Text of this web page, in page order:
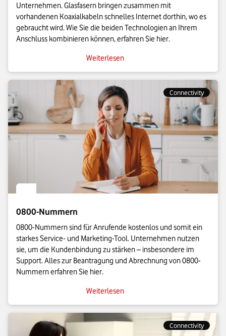
Unternehmen. Glasfasern bringen zusammen mit
vorhandenen Koaxialkabeln schnelles Internet dorthin, wo es
gebraucht wird. Wie Sie die beiden Technologien an Ihrem
Anschluss kombinieren können, erfahren Sie hier.
Weiterlesen
Connectivity
0800-Nummern
0800-Nummern sind für Anrufende kostenlos und somit ein
starkes Service- und Marketing-Tool. Unternehmen nutzen
sie, um die Kundenbindung zu stärken – insbesondere im
Support. Alles zur Beantragung und Abrechnung von 0800-
Nummern erfahren Sie hier.
Weiterlesen
Connectivity